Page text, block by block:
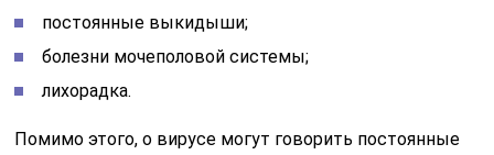
постоянные выкидыши;
болезни мочеполовой системы;
лихорадка.
Помимо этого, о вирусе могут говорить постоянные